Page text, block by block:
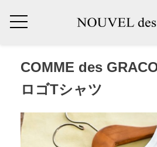
COMME des
ロゴTシャツ